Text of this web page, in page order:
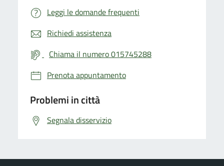
Leggi le domande frequenti
Richiedi assistenza
Chiama il numero 015745288
Prenota appuntamento
Problemi in città
Segnala disservizio